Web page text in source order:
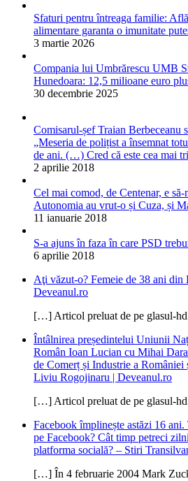
Sfaturi pentru întreaga familie:
alimentare garanta o imunitate
3 martie 2026
Compania lui Umbrărescu UMB
Hunedoara: 12,5 milioane euro
30 decembrie 2025
Comisarul-șef Traian Berbeceanu
„Meseria de polițist a însemnat
de ani. (…) Cred că este cea mai
2 aprilie 2018
Cel mai comod, de Centenar, e
Autonomia au vrut-o și Cuza, și
11 ianuarie 2018
S-a ajuns în faza în care PSD
6 aprilie 2018
Aţi văzut-o? Femeie de 38 ani din
Deveanul.ro
[…] Articol preluat de pe glasul-
Întâlnirea președintelui Uniunii
Român Ioan Lucian cu Mihai
de Comerț și Industrie a României
Liviu Rogojinaru | Deveanul.ro
[…] Articol preluat de pe glasul-
Facebook împlinește astăzi 16
pe Facebook? Cât timp petreci
platforma socială? – Stiri
[…] În 4 februarie 2004 Mark